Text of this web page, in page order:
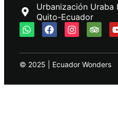
Urbanización Uraba
Quito-Ecuador
© 2025 | Ecuador Wonders